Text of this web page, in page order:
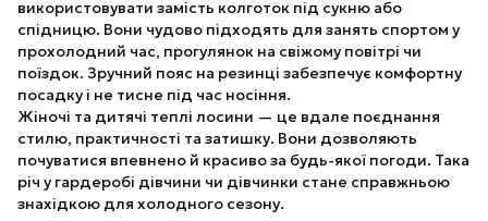
використовувати замість колготок під сукню або
спідницю. Вони чудово підходять для занять спортом у
прохолодний час, прогулянок на свіжому повітрі чи
поїздок. Зручний пояс на резинці забезпечує комфортну
посадку і не тисне під час носіння.
Жіночі та дитячі теплі лосини — це вдале поєднання
стилю, практичності та затишку. Вони дозволяють
почуватися впевнено й красиво за будь-якої погоди. Така
річ у гардеробі дівчини чи дівчинки стане справжньою
знахідкою для холодного сезону.